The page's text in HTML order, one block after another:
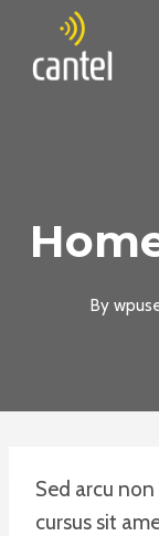
content
By
Sed arcu
cursus sit